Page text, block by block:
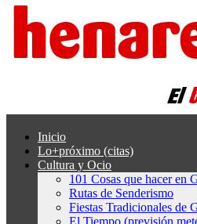
Inicio
Lo+próximo (citas)
Cultura y Ocio
101 Cosas que hacer en
Rutas de Senderismo
Fiestas Tradicionales de
El Tiempo (previsión